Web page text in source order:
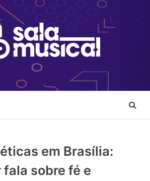
em Brasília:
fala sobre fé e